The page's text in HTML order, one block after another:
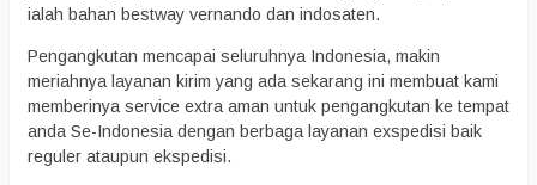
ialah bahan bestway vernando dan indosaten.
Pengangkutan mencapai seluruhnya Indonesia, makin
meriahnya layanan kirim yang ada sekarang ini membuat kami
memberinya service extra aman untuk pengangkutan ke tempat
anda Se-Indonesia dengan berbaga layanan exspedisi baik
reguler ataupun ekspedisi.